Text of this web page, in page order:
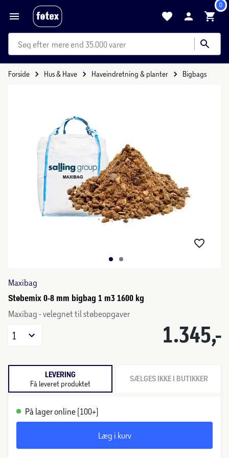
0
mere end 35.000 varer
Forside Hus & Have Haveindretning & planter Bigbags
Maxibag
Støbemix 0-8 mm bigbag 1 m3 1600 kg
Maxibag - velegnet til støbeopgaver
1.345,-
1
LEVERING
Få leveret produktet SÆLGES IKKE I BUTIKKER
På lager online (100+)
Læg i kurv